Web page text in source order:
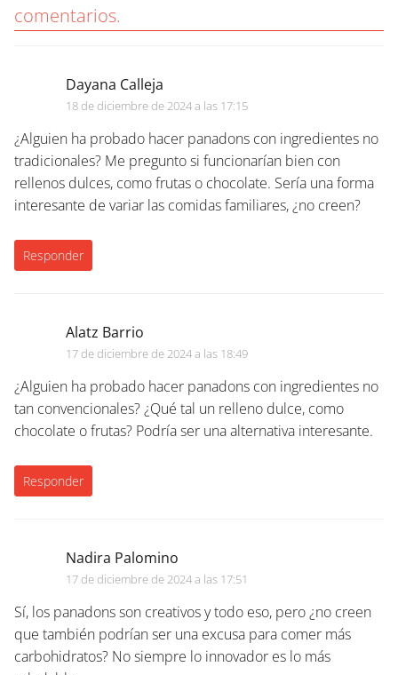
Dayana Calleja
18 de diciembre de 2024 a las 17:15
¿Alguien ha probado hacer panadons con ingredientes no
tradicionales? Me pregunto si funcionarían bien con
rellenos dulces, como frutas o chocolate. Sería una forma
interesante de variar las comidas familiares, ¿no creen?
Responder
Alatz Barrio
17 de diciembre de 2024 a las 18:49
¿Alguien ha probado hacer panadons con ingredientes no
tan convencionales? ¿Qué tal un relleno dulce, como
chocolate o frutas? Podría ser una alternativa interesante.
Responder
Nadira Palomino
17 de diciembre de 2024 a las 17:51
Sí, los panadons son creativos y todo eso, pero ¿no creen
que también podrían ser una excusa para comer más
carbohidratos? No siempre lo innovador es lo más
comentarios.